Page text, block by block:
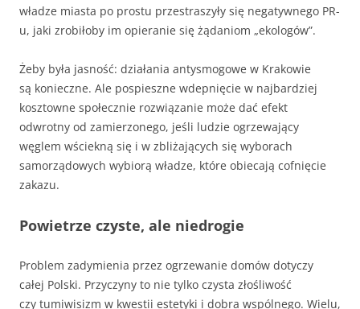
władze miasta po prostu przestraszyły się negatywnego PR-
u, jaki zrobiłoby im opieranie się żądaniom „ekologów”.
Żeby była jasność: działania antysmogowe w Krakowie
są konieczne. Ale pospieszne wdepnięcie w najbardziej
kosztowne społecznie rozwiązanie może dać efekt
odwrotny od zamierzonego, jeśli ludzie ogrzewający
węglem wściekną się i w zbliżających się wyborach
samorządowych wybiorą władze, które obiecają cofnięcie
zakazu.
Powietrze czyste, ale niedrogie
Problem zadymienia przez ogrzewanie domów dotyczy
całej Polski. Przyczyny to nie tylko czysta złośliwość
czy tumiwisizm w kwestii estetyki i dobra wspólnego. Wielu,